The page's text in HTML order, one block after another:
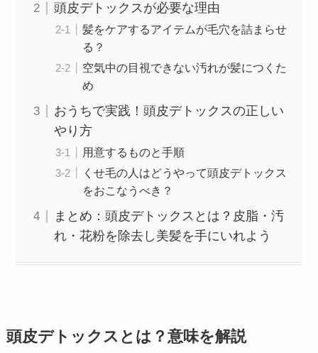
頭皮デトックスが必要な理由
髪をケアするアイテムが毛穴を詰まらせ
る？
空気中の目視できない汚れが髪につくた
め
おうちで実践！頭皮デトックスの正しい
やり方
用意するものと手順
くせ毛の人はどうやって頭皮デトックス
をおこなうべき？
まとめ：頭皮デトックスとは？皮脂・汚
れ・花粉を除去し美髪を手にいれよう
頭皮デトックスとは？意味を解説